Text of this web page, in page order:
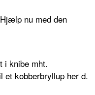
nu med den
i knibe mht.
et kobberbryllup her d.